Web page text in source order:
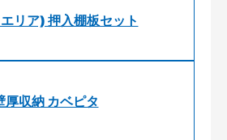
リア) 押入棚板セット
厚収納 カベピタ